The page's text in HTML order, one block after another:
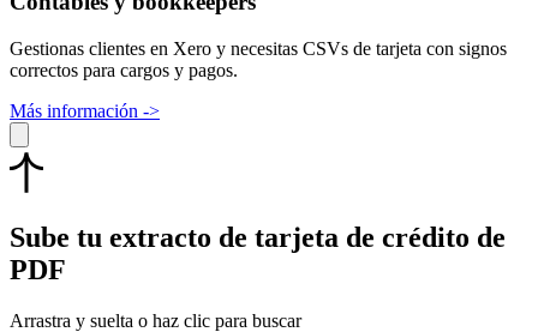
Gestionas clientes en Xero y necesitas CSVs de tarjeta con signos
correctos para cargos y pagos.
Más información ->
Sube tu extracto de tarjeta de crédito de
PDF
Arrastra y suelta o haz clic para buscar